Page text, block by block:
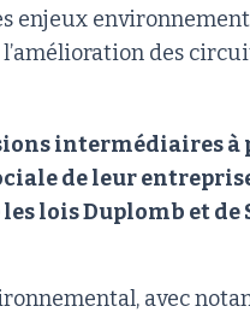
enjeux
des
intermédiaires
de leur
lois Duplomb et
avec